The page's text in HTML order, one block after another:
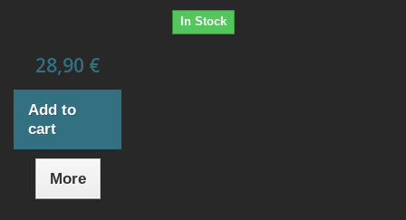
In Stock
28,90 €
Add to
cart
More